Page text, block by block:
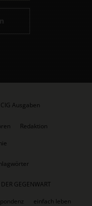
CIG Ausgaben
Redaktion
GEGENWART
einfach leben